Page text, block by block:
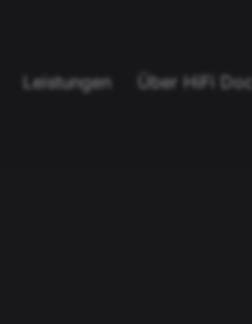
Leistungen Über HiFi Doc